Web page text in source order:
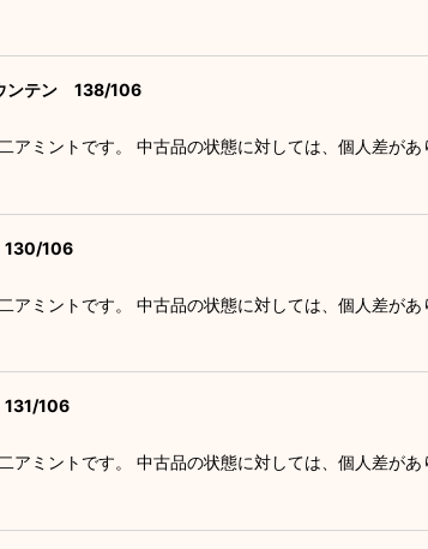
ウンテン 138/106
アミントです。 中古品の状態に対しては、個人差が
130/106
アミントです。 中古品の状態に対しては、個人差が
131/106
アミントです。 中古品の状態に対しては、個人差が